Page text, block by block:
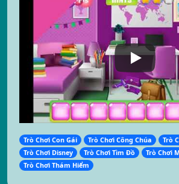
Trò Chơi Con Gái Trò Chơi Công Chúa
Trò
Trò Chơi Disney
Trò Chơi Tìm Đồ
Trò Chơi
Trò Chơi Thám Hiểm